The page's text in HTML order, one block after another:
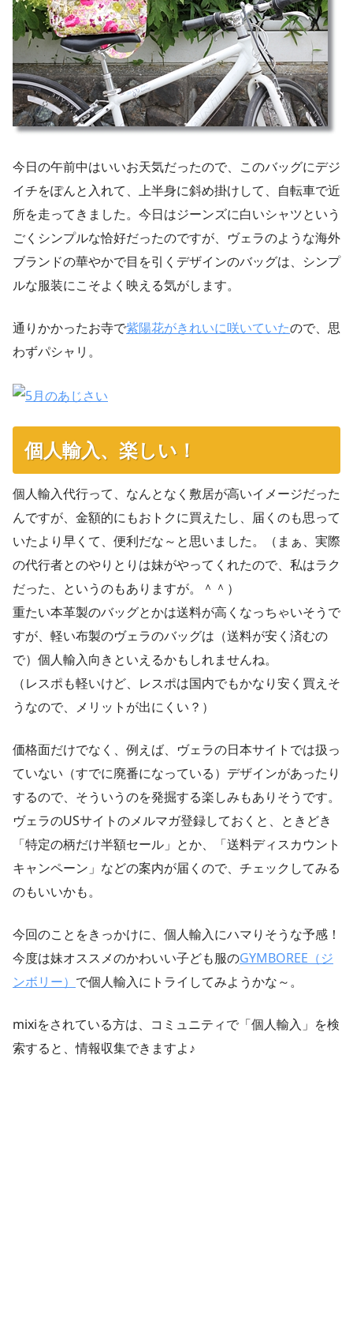
今日の午前中はいいお天気だったので、このバッグにデジ
イチをぽんと入れて、上半身に斜め掛けして、自転車で近
所を走ってきました。今日はジーンズに白いシャツという
ごくシンプルな恰好だったのですが、ヴェラのような海外
ブランドの華やかで目を引くデザインのバッグは、シンプ
ルな服装にこそよく映える気がします。
通りかかったお寺で紫陽花がきれいに咲いていたので、思
わずパシャリ。
個人輸入、楽しい！
個人輸入代行って、なんとなく敷居が高いイメージだった
んですが、金額的にもおトクに買えたし、届くのも思って
いたより早くて、便利だな～と思いました。（まぁ、実際
の代行者とのやりとりは妹がやってくれたので、私はラク
だった、というのもありますが。＾＾）
重たい本革製のバッグとかは送料が高くなっちゃいそうで
すが、軽い布製のヴェラのバッグは（送料が安く済むの
で）個人輸入向きといえるかもしれませんね。
（レスポも軽いけど、レスポは国内でもかなり安く買えそ
うなので、メリットが出にくい？）
価格面だけでなく、例えば、ヴェラの日本サイトでは扱っ
ていない（すでに廃番になっている）デザインがあったり
するので、そういうのを発掘する楽しみもありそうです。
ヴェラのUSサイトのメルマガ登録しておくと、ときどき
「特定の柄だけ半額セール」とか、「送料ディスカウント
キャンペーン」などの案内が届くので、チェックしてみる
のもいいかも。
今回のことをきっかけに、個人輸入にハマりそうな予感！
今度は妹オススメのかわいい子ども服のGYMBOREE（ジ
ンボリー） で個人輸入にトライしてみようかな～。
mixiをされている方は、コミュニティで「個人輸入」を検
索すると、情報収集できますよ♪